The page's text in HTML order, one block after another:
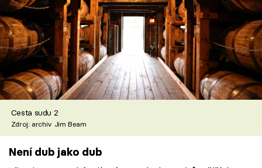
Cesta sudu 2
Zdroj: archiv Jim Beam
Není dub jako dub